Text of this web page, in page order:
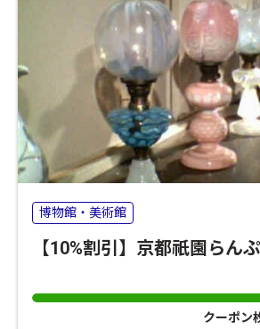
博物館・美術館
【10%割引】京都祇園らん
クーポン